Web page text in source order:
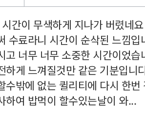
간이 무색하게 지나가 버렸네
수료라니 시간이 순삭된 느낌
고 너무 너무 소중한 시간이었
하게 느껴질것만 같은 기분입니
수밖에 없는 퀼리티에 다시 한
하여 밥먹이 할수있는날이 와...